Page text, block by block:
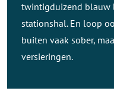
twintigduizend blauw
stationshal. En loop
buiten vaak sober,
versieringen.